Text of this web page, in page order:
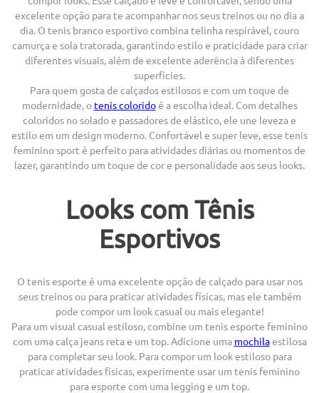
excelente opção para te acompanhar nos seus treinos ou no dia a
dia. O tenis branco esportivo combina telinha respirável, couro
camurça e sola tratorada, garantindo estilo e praticidade para criar
diferentes visuais, além de excelente aderência à diferentes
superfícies.
Para quem gosta de calçados estilosos e com um toque de
modernidade, o tenis coloridoé a escolha ideal. Com detalhes
coloridos no solado e passadores de elástico, ele une leveza e
estilo em um design moderno. Confortável e super leve, esse tenis
feminino sport é perfeito para atividades diárias ou momentos de
lazer, garantindo um toque de cor e personalidade aos seus looks.
Looks com Tênis
Esportivos
O tenis esporte é uma excelente opção de calçado para usar nos
seus treinos ou para praticar atividades físicas, mas ele também
pode compor um look casual ou mais elegante!
Para um visual casual estiloso, combine um tenis esporte feminino
com uma calça jeans reta e um top. Adicione uma mochilaestilosa
para completar seu look. Para compor um look estiloso para
praticar atividades físicas, experimente usar um tenis feminino
para esporte com uma legging e um top.